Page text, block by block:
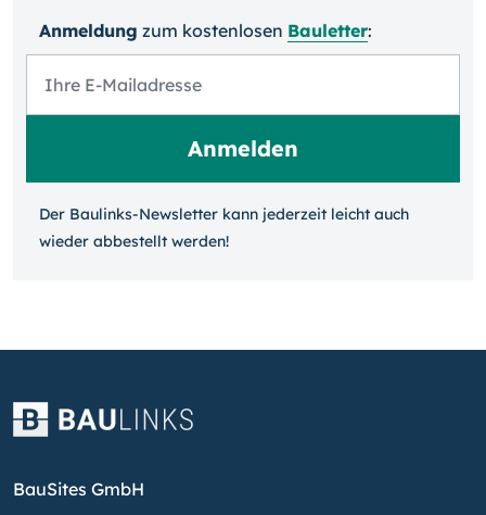
Anmeldung zum kosten­losen Bauletter:
Der Baulinks-Newsletter kann jeder­zeit leicht auch
wieder ab­bestellt werden!
BauSites GmbH